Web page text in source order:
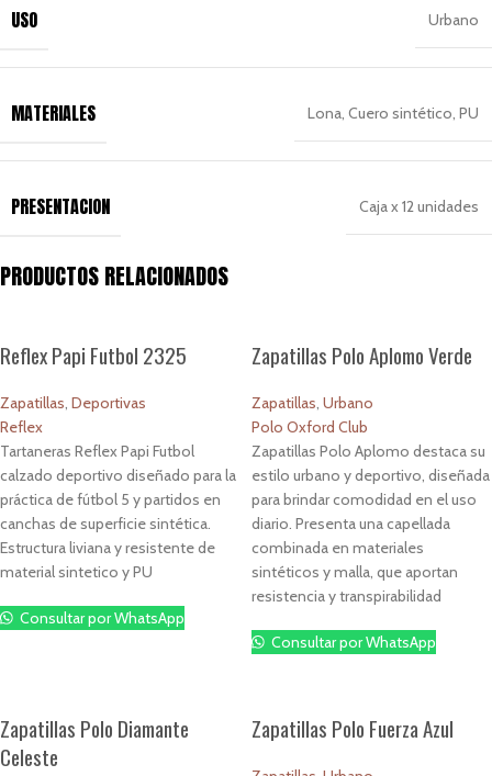
USO Urbano
MATERIALES Lona, Cuero sintético, PU
PRESENTACION Caja x 12 unidades
PRODUCTOS RELACIONADOS
Reflex Papi Futbol 2325
Zapatillas Deportivas
Reflex
Tartaneras Reflex Papi Futbol
calzado deportivo diseñado para la
práctica de fútbol 5 y partidos en
canchas de superficie sintética.
Estructura liviana y resistente de
material sintetico y PU
Consultar por WhatsApp
Zapatillas Polo Aplomo Verde
Zapatillas Urbano
Polo Oxford Club
Zapatillas Polo Aplomo destaca su
estilo urbano y deportivo, diseñada
para brindar comodidad en el uso
diario. Presenta una capellada
combinada en materiales
sintéticos y malla, que aportan
resistencia y transpirabilidad
Consultar por WhatsApp
Zapatillas Polo Diamante
Celeste
Zapatillas Polo Fuerza Azul